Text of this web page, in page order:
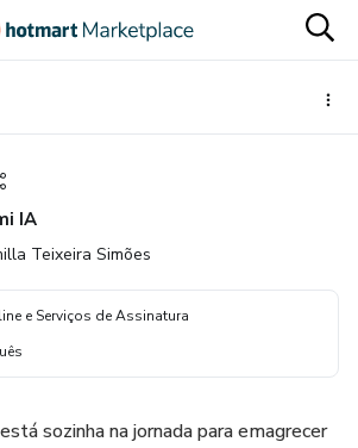
IA
Teixeira Simões
e Serviços de Assinatura
sozinha na jornada para emagrecer